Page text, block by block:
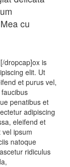
cu
dropcap]ox is
elit. Ut
et purus vel,
penatibus et
adipiscing
eleifend et
ipsum
natoque
ridiculus